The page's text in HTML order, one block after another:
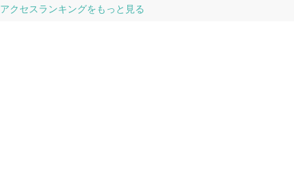
アクセスランキングをもっと見る